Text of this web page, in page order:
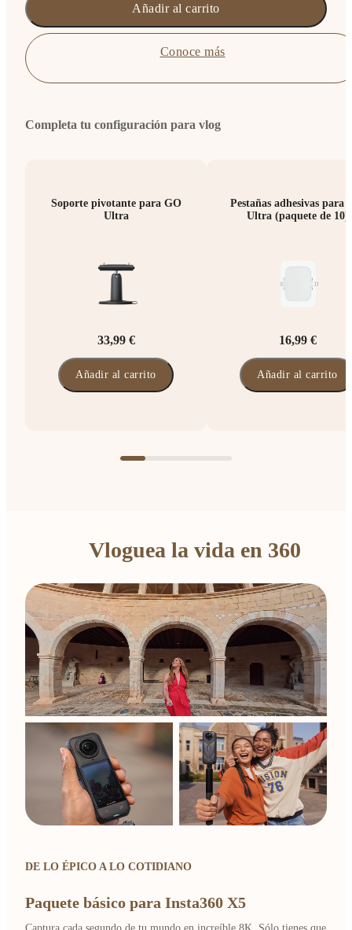
Añadir al carrito
Conoce más
Completa tu configuración para vlog
Soporte pivotante para GO
Ultra
33,99 €
Añadir al carrito
Pestañas adhesivas para
Ultra (paquete de 10)
16,99 €
Añadir al carrito
Vloguea la vida en 360
DE LO ÉPICO A LO COTIDIANO
Paquete básico para Insta360 X5